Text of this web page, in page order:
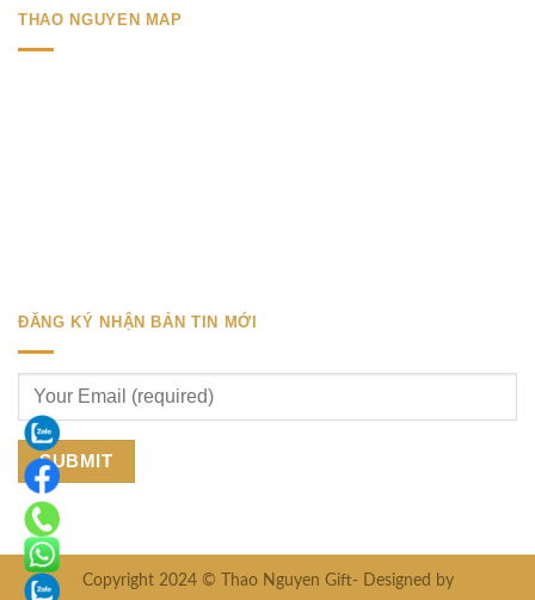
THAO NGUYEN MAP
ĐĂNG KÝ NHẬN BẢN TIN MỚI
Copyright 2024 © Thao Nguyen Gift- Designed by